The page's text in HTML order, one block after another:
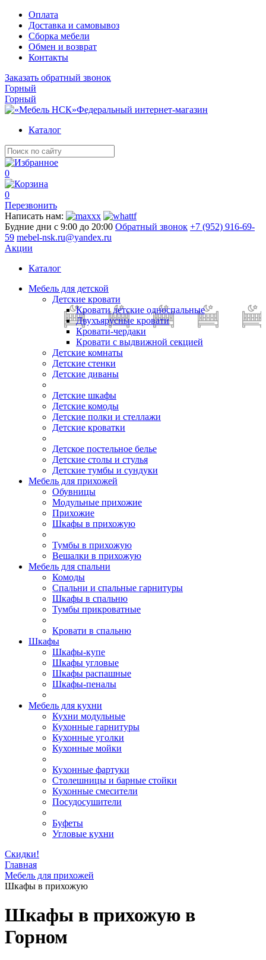
Оплата
Доставка и самовывоз
Сборка мебели
Обмен и возврат
Контакты
Заказать обратный звонок
Горный
Горный
Федеральный интернет-магазин
Каталог
0
0
Перезвонить
Написать нам:
Будние дни с 9:00 до 20:00 Обратный звонок +7 (952) 916-69-
59 mebel-nsk.ru@yandex.ru
Акции
Каталог
Мебель для детской
Детские кровати
Кровати детские односпальные
Двухъярусные кровати
Кровати-чердаки
Кровати с выдвижной секцией
Детские комнаты
Детские стенки
Детские диваны
Детские шкафы
Детские комоды
Детские полки и стеллажи
Детские кроватки
Детское постельное белье
Детские столы и стулья
Детские тумбы и сундуки
Мебель для прихожей
Обувницы
Модульные прихожие
Прихожие
Шкафы в прихожую
Тумбы в прихожую
Вешалки в прихожую
Мебель для спальни
Комоды
Спальни и спальные гарнитуры
Шкафы в спальню
Тумбы прикроватные
Кровати в спальню
Шкафы
Шкафы-купе
Шкафы угловые
Шкафы распашные
Шкафы-пеналы
Мебель для кухни
Кухни модульные
Кухонные гарнитуры
Кухонные уголки
Кухонные мойки
Кухонные фартуки
Столешницы и барные стойки
Кухонные смесители
Посудосушители
Буфеты
Угловые кухни
Скидки!
Главная
Мебель для прихожей
Шкафы в прихожую
Шкафы в прихожую в
Горном